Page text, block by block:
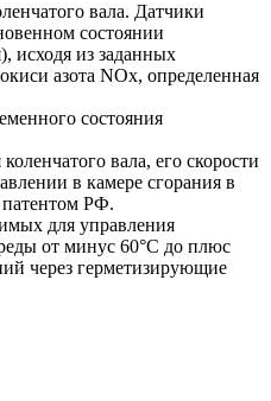
вала. Датчики
состоянии
исходя из заданных
азота NОх, определенная
состояния
вала, его скорости
в камере сгорания в
РФ.
для управления
от минус 60°С до плюс
через герметизирующие